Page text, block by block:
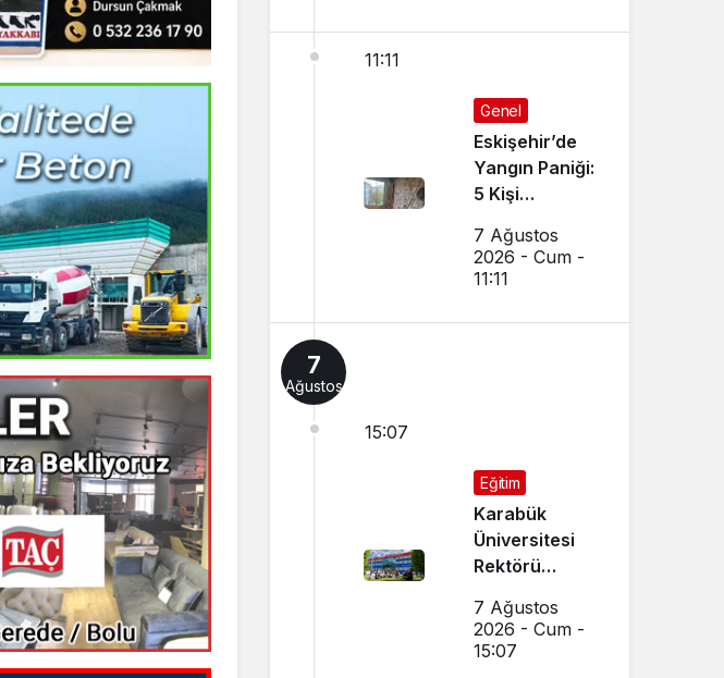
Alındı
11:11
Genel
Eskişehir’de
Yangın Paniği:
5 Kişi
Etkilendi
7 Ağustos
2026 - Cum -
11:11
7
Ağustos
15:07
Eğitim
Karabük
Üniversitesi
Rektörü
Aday
Öğrencilere
7 Ağustos
2026 - Cum -
15:07